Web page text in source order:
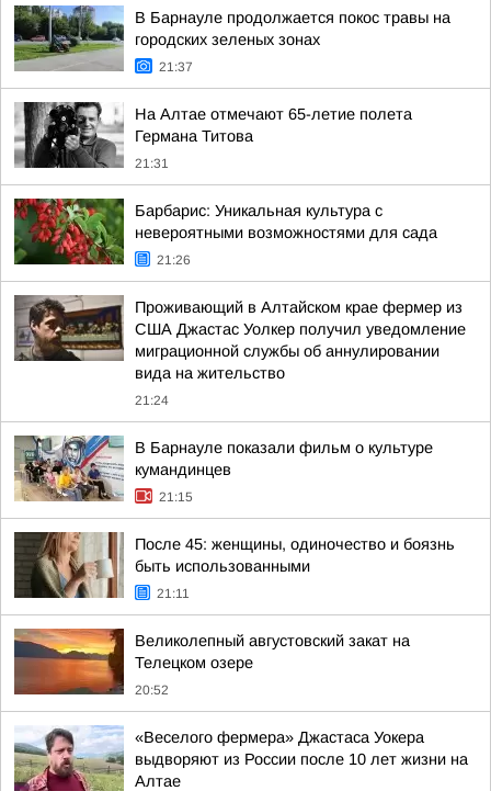
В Барнауле продолжается покос травы на
городских зеленых зонах
21:37
На Алтае отмечают 65-летие полета
Германа Титова
21:31
Барбарис: Уникальная культура с
невероятными возможностями для сада
21:26
Проживающий в Алтайском крае фермер из
США Джастас Уолкер получил уведомление
миграционной службы об аннулировании
вида на жительство
21:24
В Барнауле показали фильм о культуре
кумандинцев
21:15
После 45: женщины, одиночество и боязнь
быть использованными
21:11
Великолепный августовский закат на
Телецком озере
20:52
«Веселого фермера» Джастаса Уокера
выдворяют из России после 10 лет жизни на
Алтае